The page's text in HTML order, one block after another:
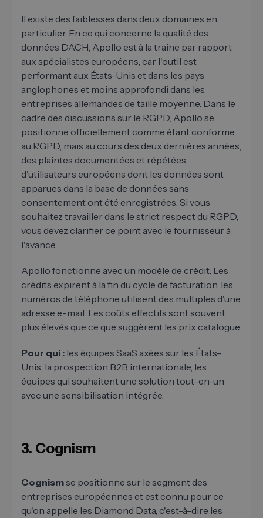
Il existe des faiblesses dans deux domaines en
particulier. En ce qui concerne la qualité des
données DACH, Apollo est à la traîne par rapport
aux spécialistes européens, car l'outil est
performant aux États-Unis et dans les pays
anglophones et moins approfondi dans les
entreprises allemandes de taille moyenne. Dans le
cadre des discussions sur le RGPD, Apollo se
positionne officiellement comme étant conforme
au RGPD, mais au cours des deux dernières années,
des plaintes documentées et répétées
d'utilisateurs européens dont les données sont
apparues dans la base de données sans
consentement ont été enregistrées. Si vous
souhaitez travailler dans le strict respect du RGPD,
vous devez clarifier ce point avec le fournisseur à
l'avance.
Apollo fonctionne avec un modèle de crédit. Les
crédits expirent à la fin du cycle de facturation, les
numéros de téléphone utilisent des multiples d'une
adresse e-mail. Les coûts effectifs sont souvent
plus élevés que ce que suggèrent les prix catalogue.
Pour qui : les équipes SaaS axées sur les États-
Unis, la prospection B2B internationale, les
équipes qui souhaitent une solution tout-en-un
avec une sensibilisation intégrée.
3. Cognism
Cognismse positionne sur le segment des
entreprises européennes et est connu pour ce
qu'on appelle les Diamond Data, c'est-à-dire les